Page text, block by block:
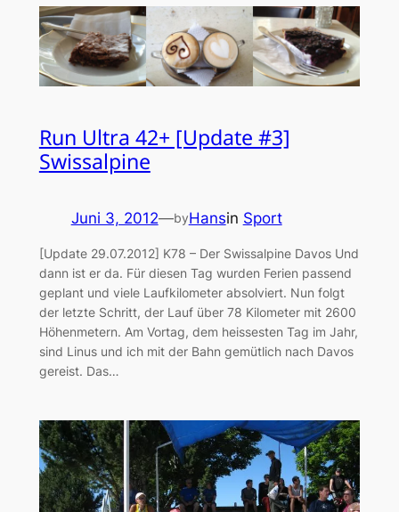
Run Ultra 42+ [Update #3]
Swissalpine
Juni 3, 2012—byHansin Sport
[Update 29.07.2012] K78 – Der Swissalpine Davos Und
dann ist er da. Für diesen Tag wurden Ferien passend
geplant und viele Laufkilometer absolviert. Nun folgt
der letzte Schritt, der Lauf über 78 Kilometer mit 2600
Höhenmetern. Am Vortag, dem heissesten Tag im Jahr,
sind Linus und ich mit der Bahn gemütlich nach Davos
gereist. Das…